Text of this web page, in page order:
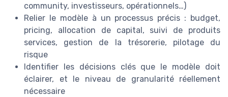
community, investisseurs, opérationnels…)
Relier le modèle à un processus précis : budget,
pricing, allocation de capital, suivi de produits
services, gestion de la trésorerie, pilotage du
risque
Identifier les décisions clés que le modèle doit
éclairer, et le niveau de granularité réellement
nécessaire